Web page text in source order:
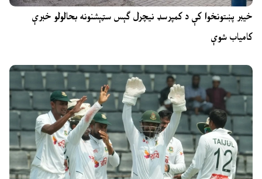
خیبر پښتونخوا کې د کمپرسډ نیچرل ګېس سټېشنونه بحالولو خبرې
کامیاب شوې